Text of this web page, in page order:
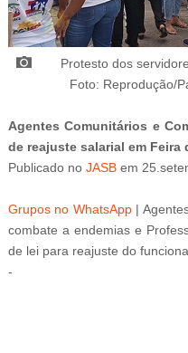
Protesto dos s
Foto: Reprodução/
Agentes Comunitários e
de reajuste salarial em Feira
Publicado no JASB em 25
Grupos no WhatsApp |
combate a endemias e
de lei para reajuste do
-